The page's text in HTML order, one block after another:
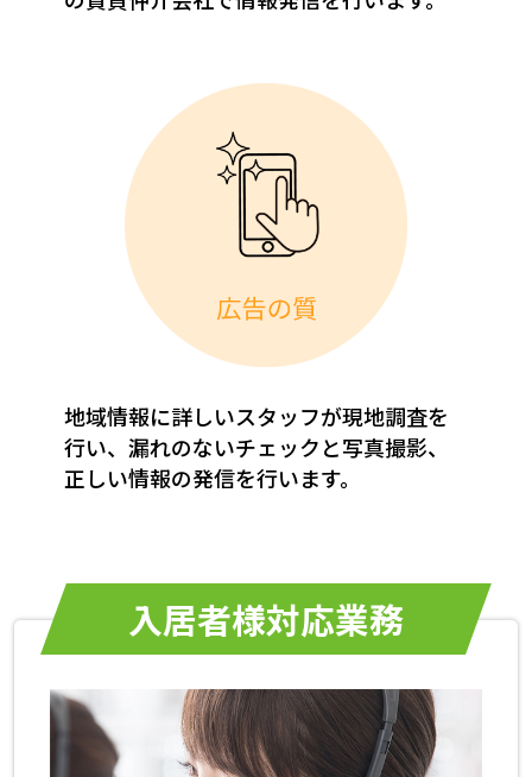
地域情報に詳しいスタッフが現地調査を
行い、漏れのないチェックと写真撮影、
正しい情報の発信を行います。
入居者様対応業務